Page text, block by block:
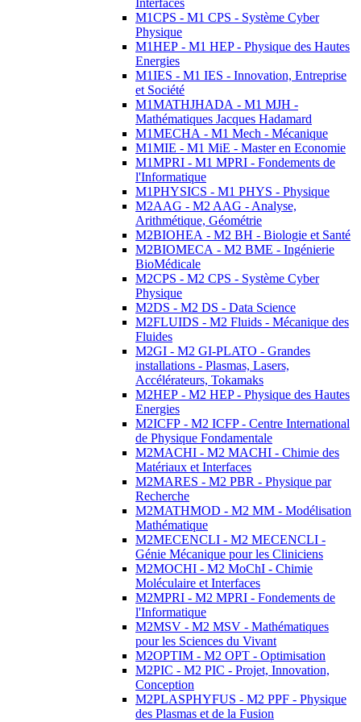
Interfaces
M1CPS - M1 CPS - Système Cyber
Physique
M1HEP - M1 HEP - Physique des Hautes
Energies
M1IES - M1 IES - Innovation, Entreprise
et Société
M1MATHJHADA - M1 MJH -
Mathématiques Jacques Hadamard
M1MECHA - M1 Mech - Mécanique
M1MIE - M1 MiE - Master en Economie
M1MPRI - M1 MPRI - Fondements de
l'Informatique
M1PHYSICS - M1 PHYS - Physique
M2AAG - M2 AAG - Analyse,
Arithmétique, Géométrie
M2BIOHEA - M2 BH - Biologie et Santé
M2BIOMECA - M2 BME - Ingénierie
BioMédicale
M2CPS - M2 CPS - Système Cyber
Physique
M2DS - M2 DS - Data Science
M2FLUIDS - M2 Fluids - Mécanique des
Fluides
M2GI - M2 GI-PLATO - Grandes
installations - Plasmas, Lasers,
Accélérateurs, Tokamaks
M2HEP - M2 HEP - Physique des Hautes
Energies
M2ICFP - M2 ICFP - Centre International
de Physique Fondamentale
M2MACHI - M2 MACHI - Chimie des
Matériaux et Interfaces
M2MARES - M2 PBR - Physique par
Recherche
M2MATHMOD - M2 MM - Modélisation
Mathématique
M2MECENCLI - M2 MECENCLI -
Génie Mécanique pour les Cliniciens
M2MOCHI - M2 MoChI - Chimie
Moléculaire et Interfaces
M2MPRI - M2 MPRI - Fondements de
l'Informatique
M2MSV - M2 MSV - Mathématiques
pour les Sciences du Vivant
M2OPTIM - M2 OPT - Optimisation
M2PIC - M2 PIC - Projet, Innovation,
Conception
M2PLASPHYFUS - M2 PPF - Physique
des Plasmas et de la Fusion